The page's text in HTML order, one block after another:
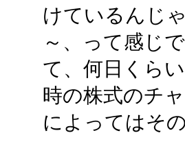
けているんじ
～、って感じ
て、何日くら
時の株式のチ
によってはそ